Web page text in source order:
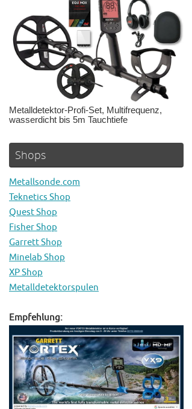
Metalldetektor-Profi-Set, Multifrequenz,
wasserdicht bis 5m Tauchtiefe
Shops
Metallsonde.com
Teknetics Shop
Quest Shop
Fisher Shop
Garrett Shop
Minelab Shop
XP Shop
Metalldetektorspulen
Empfehlung: